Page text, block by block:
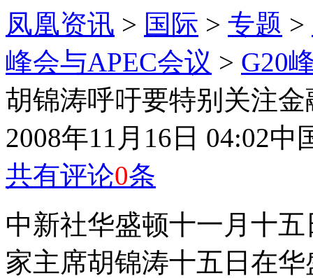
凤凰资讯 > 国际 > 专题 >
峰会与APEC会议 > G20
胡锦涛呼吁要特别关注
2008年11月16日 04:02中
共有评论0条
中新社华盛顿十一月十
家主席胡锦涛十五日在